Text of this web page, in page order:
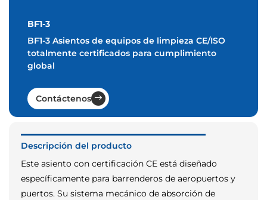
BF1-3
BF1-3 Asientos de equipos de limpieza CE/ISO
totalmente certificados para cumplimiento
global
Contáctenos
Descripción del producto
Este asiento con certificación CE está diseñado
específicamente para barrenderos de aeropuertos y
puertos. Su sistema mecánico de absorción de